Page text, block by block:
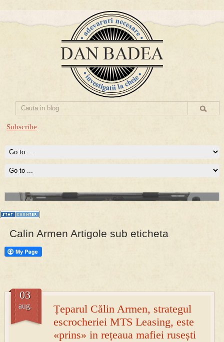
Subscribe
PRESA
Permise pentru vânătoarea de porci în costume, cu gulere albe
Prima mea carte publicata (Nemira)
Averea Presedintelui: prima lucrare despre controversatele
conturi secrete ale Securitatii.
Calin Armen Artigole sub eticheta
Țeparul Călin Armen, strategul
escrocheriei MTS Leasing, este
«prins» in rețeaua mafiei rusești
03
aug.